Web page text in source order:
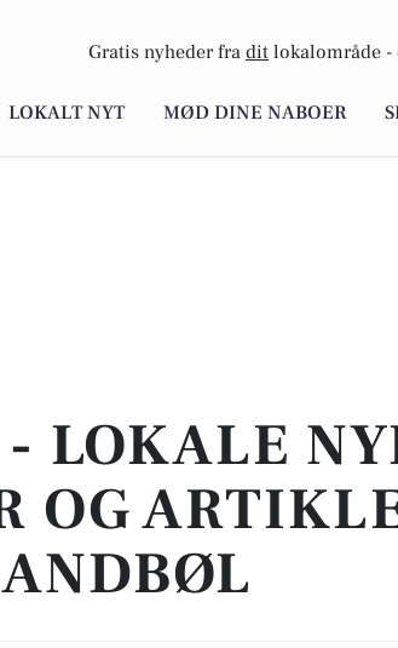
Gratis nyheder fra dit lokalområde -
LOKALT NYT MØD DINE NABOER
LOKALE
OG